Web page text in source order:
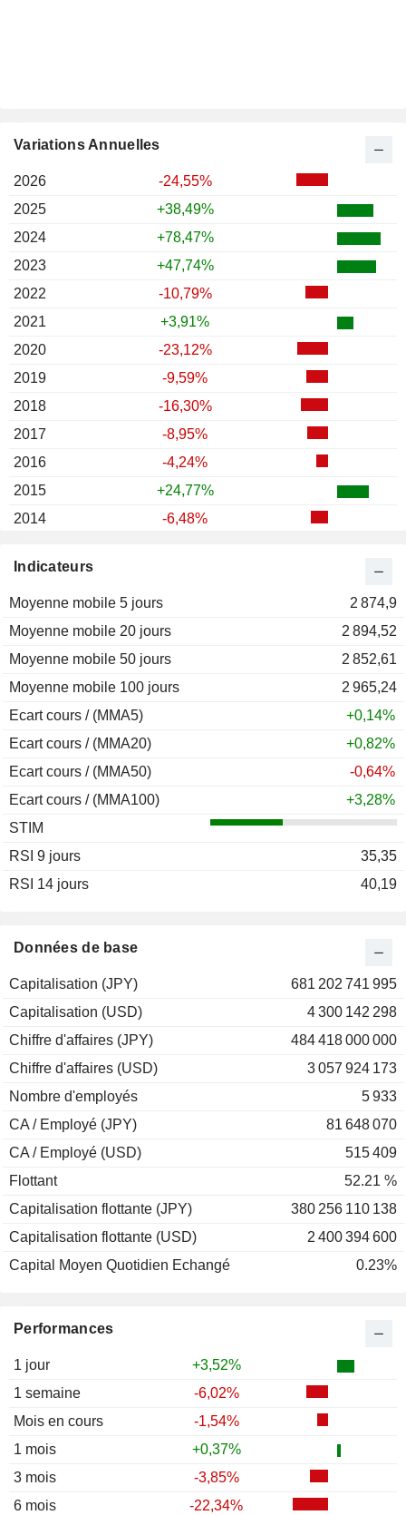
Performances
1 jour
+3,52%
1 semaine
-6,02%
Mois en cours
-1,54%
1 mois
+0,37%
3 mois
-3,85%
6 mois
-22,34%
Données de base
Capitalisation (JPY)
681 202 741 995
Capitalisation (USD)
4 300 142 298
Chiffre d'affaires (JPY)
484 418 000 000
Chiffre d'affaires (USD)
3 057 924 173
Nombre d'employés
5 933
CA / Employé (JPY)
81 648 070
CA / Employé (USD)
515 409
Flottant
52.21 %
Capitalisation flottante (JPY)
380 256 110 138
Capitalisation flottante (USD)
2 400 394 600
Capital Moyen Quotidien Echangé
0.23%
Indicateurs
Moyenne mobile 5 jours
2 874,9
Moyenne mobile 20 jours
2 894,52
Moyenne mobile 50 jours
2 852,61
Moyenne mobile 100 jours
2 965,24
Ecart cours / (MMA5)
+0,14%
Ecart cours / (MMA20)
+0,82%
Ecart cours / (MMA50)
-0,64%
Ecart cours / (MMA100)
+3,28%
STIM
RSI 9 jours
35,35
RSI 14 jours
40,19
Variations Annuelles
2026
-24,55%
2025
+38,49%
2024
+78,47%
2023
+47,74%
2022
-10,79%
2021
+3,91%
2020
-23,12%
2019
-9,59%
2018
-16,30%
2017
-8,95%
2016
-4,24%
2015
+24,77%
2014
-6,48%
2012
2011
-7,75%
2010
+6,33%
2009
+27,09%
2008
-36,96%
2007
2006
2005
2004
2003
-10,00%
2002
2001
1999
1997
1996